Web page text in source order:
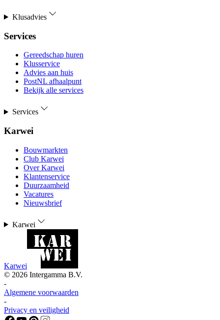
Klusadvies
Services
Gereedschap huren
Klusservice
Advies aan huis
PostNL afhaalpunt
Bekijk alle services
Services
Karwei
Bouwmarkten
Club Karwei
Over Karwei
Klantenservice
Duurzaamheid
Vacatures
Nieuwsbrief
Karwei
Karwei
© 2026 Intergamma B.V.
-
Algemene voorwaarden
-
Privacy en veiligheid